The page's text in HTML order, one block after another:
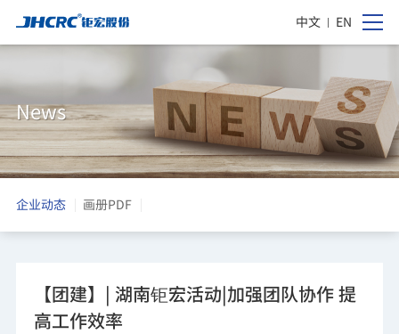
中文 EN
News
企业动态 画册PDF
【团建】| 湖南钜宏活动|加强团队协作 提
高工作效率